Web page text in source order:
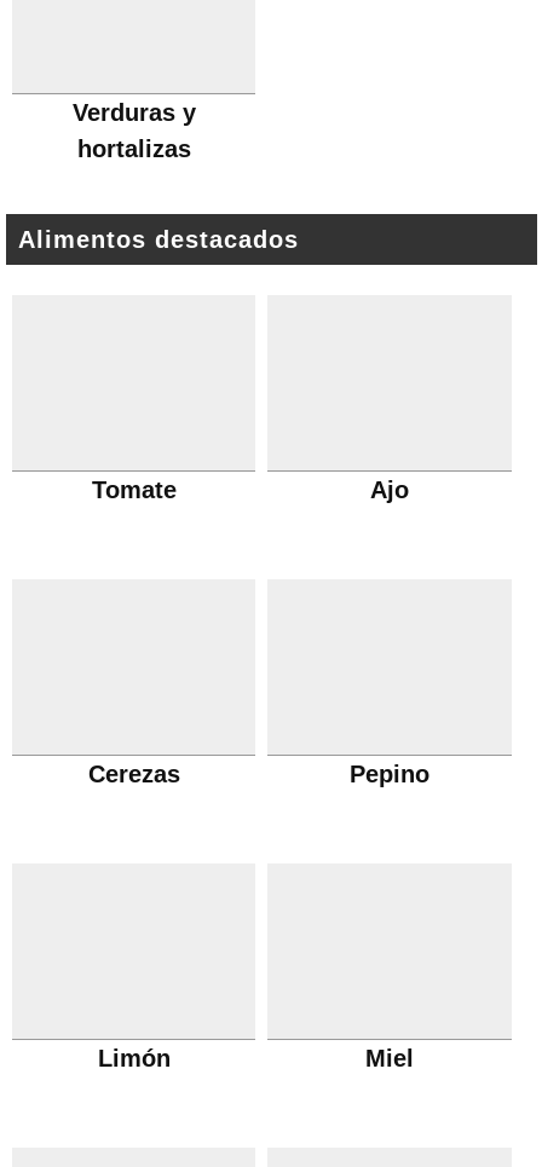
Verduras y
hortalizas
Alimentos destacados
Tomate Ajo
Cerezas Pepino
Limón Miel